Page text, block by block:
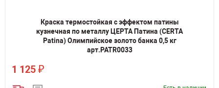
Краска термостойкая с эффектом патины
кузнечная по металлу ЦЕРТА Патина (CERTA
Patina) Олимпийское золото банка 0,5 кг
арт.PATR0033
1 125 ₽